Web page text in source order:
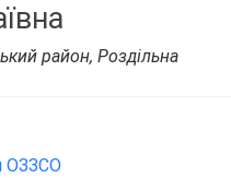
район, Роздільна
ОЗЗСО